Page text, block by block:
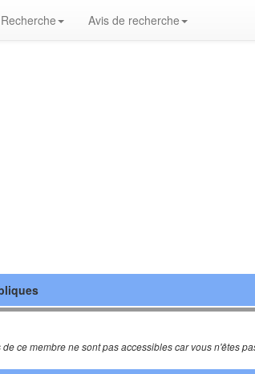
Recherche Avis de recherche
ce membre ne sont pas accessibles car vous n'êtes